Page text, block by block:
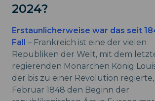
2024?
Erstaunlicherweise war das seit
Fall – Frankreich ist eine der vielen
Republiken der Welt, mit dem
regierenden Monarchen König
der bis zu einer Revolution regierte,
Februar 1848 den Beginn der